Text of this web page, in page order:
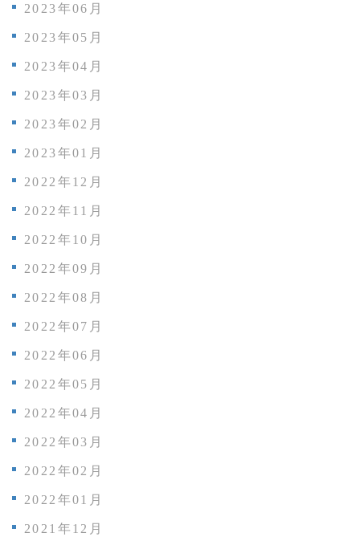
2023年06月
2023年05月
2023年04月
2023年03月
2023年02月
2023年01月
2022年12月
2022年11月
2022年10月
2022年09月
2022年08月
2022年07月
2022年06月
2022年05月
2022年04月
2022年03月
2022年02月
2022年01月
2021年12月